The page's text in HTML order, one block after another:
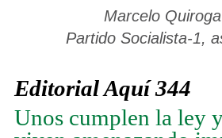
Marcelo
Partido Socialista-1,
Editorial Aquí 344
Unos cumplen la ley